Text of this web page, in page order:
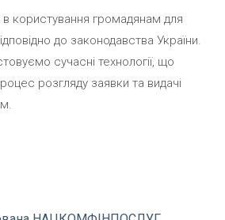
користування громадянам для
до законодавства України.
сучасні технології, що
розгляду заявки та видачі